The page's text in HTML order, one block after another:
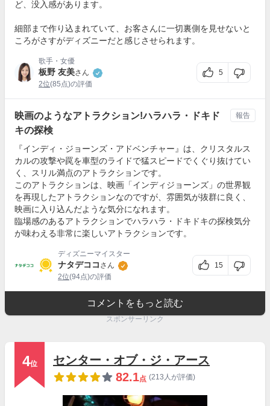
ど、没入感があります。
細部まで作り込まれていて、お客さんに一切裏側を見せないと
ころがさすがディズニーだと感じさせられます。
歌手・女優
板野 友美さん
2位(85点)の評価
5
映画のようなアトラクション!ハラハラ・ドキド
キの探検
『インディ・ジョーンズ・アドベンチャー』は、クリスタルス
カルの攻撃や罠を車型のライドで猛スピードでくぐり抜けてい
く、スリル満点のアトラクションです。
このアトラクションは、映画「インディジョーンズ」の世界観
を再現したアトラクションなのですが、雰囲気が抜群に良く、
映画に入り込んだような気分になれます。
臨場感のあるアトラクションでハラハラ・ドキドキの探検気分
が味わえる非常に楽しいアトラクションです。
ディズニーマイスター
ナタデココ さん
2位(94点)の評価
15
報告
コメントをもっと読む
スポンサーリンク
4位
センター・オブ・ジ・アース
82.1点 (213人が評価)